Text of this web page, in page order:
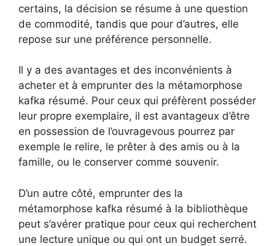
certains, la décision se résume à une question
de commodité, tandis que pour d’autres, elle
repose sur une préférence personnelle.
Il y a des avantages et des inconvénients à
acheter et à emprunter des la métamorphose
kafka résumé. Pour ceux qui préfèrent posséder
leur propre exemplaire, il est avantageux d’être
en possession de l’ouvragevous pourrez par
exemple le relire, le prêter à des amis ou à la
famille, ou le conserver comme souvenir.
D’un autre côté, emprunter des la
métamorphose kafka résumé à la bibliothèque
peut s’avérer pratique pour ceux qui recherchent
une lecture unique ou qui ont un budget serré.